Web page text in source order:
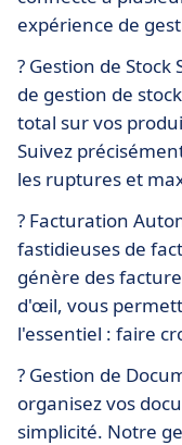
expérience de
? Gestion de
de gestion de
total sur vos
Suivez
les ruptures et
? Facturation
fastidieuses de
génère des
d'œil, vous
l'essentiel : faire
?️ Gestion de
organisez vos
simplicité. Notre